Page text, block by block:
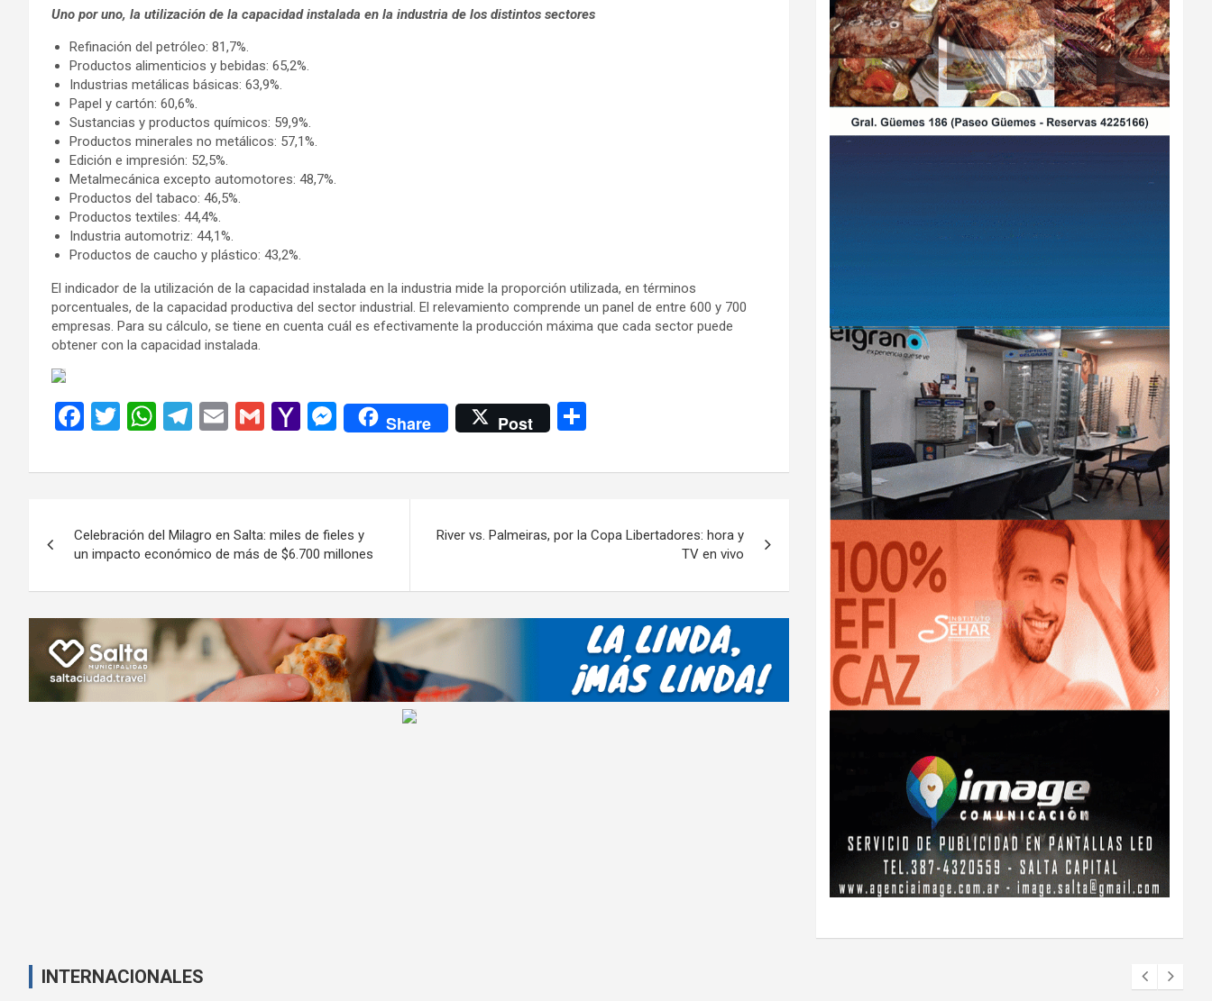
Uno por uno, la utilización de la capacidad instalada en la industria de los distintos sectores
Refinación del petróleo: 81,7%.
Productos alimenticios y bebidas: 65,2%.
Industrias metálicas básicas: 63,9%.
Papel y cartón: 60,6%.
Sustancias y productos químicos: 59,9%.
Productos minerales no metálicos: 57,1%.
Edición e impresión: 52,5%.
Metalmecánica excepto automotores: 48,7%.
Productos del tabaco: 46,5%.
Productos textiles: 44,4%.
Industria automotriz: 44,1%.
Productos de caucho y plástico: 43,2%.
El indicador de la utilización de la capacidad instalada en la industria mide la proporción utilizada, en términos
porcentuales, de la capacidad productiva del sector industrial. El relevamiento comprende un panel de entre 600 y 700
empresas. Para su cálculo, se tiene en cuenta cuál es efectivamente la producción máxima que cada sector puede
obtener con la capacidad instalada.
F
ce
o
o
k
T
tt
W
at
A
p
p
T
e
a
m
E
ail
G
ail
Y
h
o
M
ail
M
se
g
er
Share Post
m
ar
de
entradas
Celebración del Milagro en Salta: miles de fieles y
un impacto económico de más de $6.700 millones
River vs. Palmeiras, por la Copa Libertadores: hora y
TV en vivo
INTERNACIONALES